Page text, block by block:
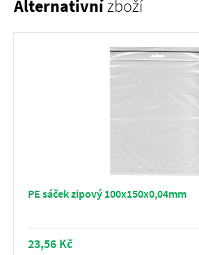
Alternativnízboží
PE sáček zipový 100x150x0,04mm
23,56 Kč